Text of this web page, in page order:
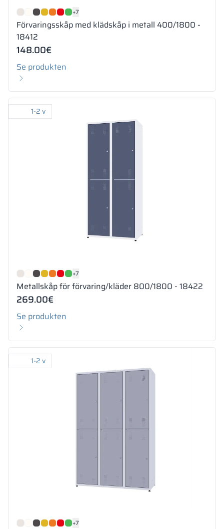
+7
Förvaringsskåp med klädskåp i metall 400/1800 -
18412
148.00€
Se produkten
1-2 v
+7
Metallskåp för förvaring/kläder 800/1800 - 18422
269.00€
Se produkten
1-2 v
+7